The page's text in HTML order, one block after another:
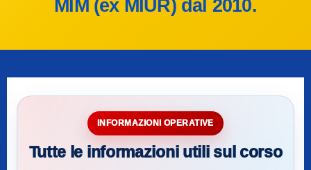
MIM (ex MIUR) dal 2010.
INFORMAZIONI OPERATIVE
Tutte le informazioni utili sul corso